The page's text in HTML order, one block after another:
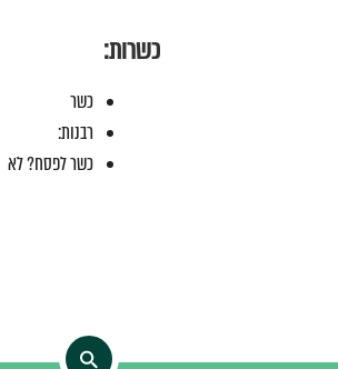
כשרות:
כשר
רבנות:
כשר לפסח? לא